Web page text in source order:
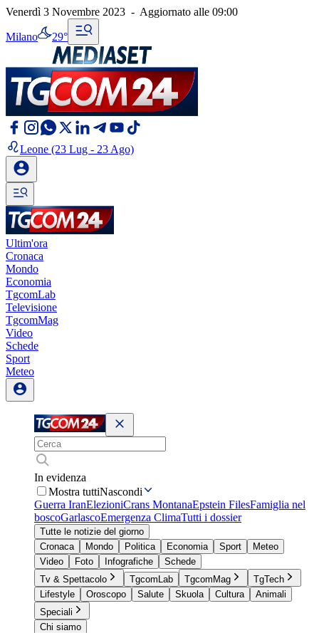
Venerdì 3 Novembre 2023 - Aggiornato alle 09:00
Milano 29°
Leone (23 Lug - 23 Ago)
Ultim'ora
Cronaca
Mondo
Economia
TgcomLab
Televisione
TgcomMag
Video
Schede
Sport
Meteo
In evidenza
Mostra tuttiNascondi
Guerra IranElezioniCrans MontanaEpstein FilesFamiglia nel
boscoGarlascoEmergenza ClimaTutti i dossier
Tutte le notizie del giorno
Cronaca
Mondo Politica Economia Sport
Meteo
Video
Foto Infografiche
Schede
Tv & Spettacolo
TgcomLab TgcomMag
TgTech
Lifestyle
Oroscopo Salute Skuola Cultura
Animali
Speciali
Chi siamo